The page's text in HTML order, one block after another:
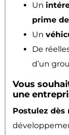
Un
prime
Un
De
d’un
Vous
une
Postulez